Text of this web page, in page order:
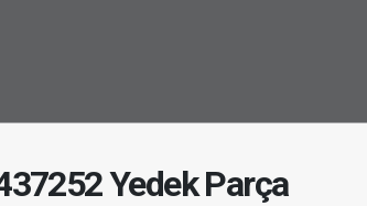
Yedek Parça